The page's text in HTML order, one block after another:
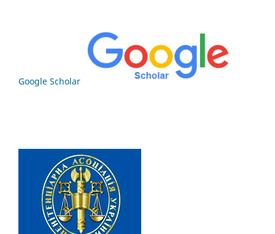
Google Scholar